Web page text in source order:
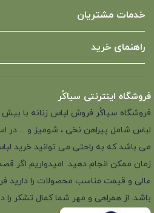
خدمات مشتریان
راهنمای خرید
فروشگاه اینترنتی سیاکُر
لباس شامل پیراهن نخی ، شومیز و ...
می باشد که به راحتی می توانید خرید
زمان ممکن انجام دهید. امیدواریم اگر
عالی و قیمت مناسب محصولات را دارید
باشد. از همراهی و مهر شما کمال تشکر را